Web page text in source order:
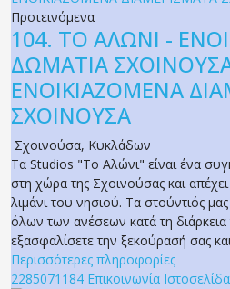
Προτεινόμενα
104. ΤΟ ΑΛΩΝΙ -
ΔΩΜΑΤΙΑ
ΕΝΟΙΚΙΑΖΟΜΕΝΑ
ΣΧΟΙΝΟΥΣΑ
Σχοινούσα, Κυκλάδων
Τα Studios "Το Αλώνι" είναι ένα
στη χώρα της Σχοινούσας και
λιμάνι του νησιού. Τα στούντιός
όλων των ανέσεων κατά τη
εξασφαλίσετε την ξεκούρασή σας
Περισσότερες πληροφορίες
2285071184 Επικοινωνία Ιστοσελίδα